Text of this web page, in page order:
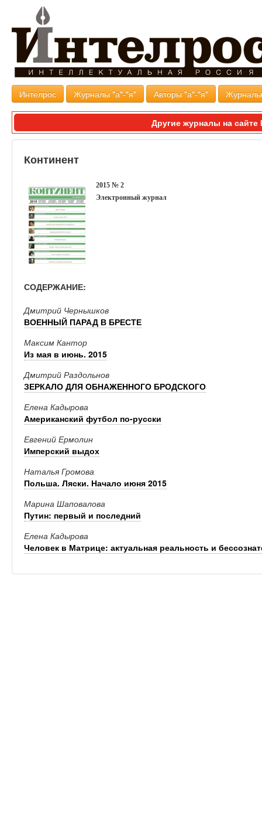
Интелрос Журналы "а"-"я" Авторы "а"-"я"
Другие журналы на
Континент
2015 № 2
Электронный журнал
СОДЕРЖАНИЕ:
Дмитрий Чернышков
ВОЕННЫЙ ПАРАД В БРЕСТЕ
Максим Кантор
Из мая в июнь. 2015
Дмитрий Раздольнов
ЗЕРКАЛО ДЛЯ ОБНАЖЕННОГО БРОДСКОГО
Елена Кадырова
Американский футбол по-русски
Евгений Ермолин
Имперский выдох
Наталья Громова
Польша. Ляски. Начало июня 2015
Марина Шаповалова
Путин: первый и последний
Елена Кадырова
Человек в Матрице: актуальная реальность и